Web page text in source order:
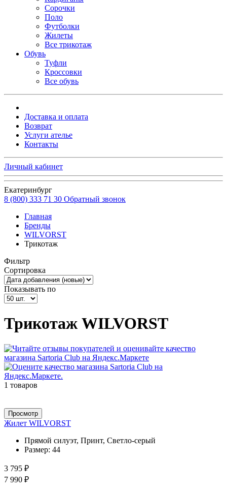
Сорочки
Поло
Футболки
Жилеты
Все трикотаж
Обувь
Туфли
Кроссовки
Все обувь
Доставка и оплата
Возврат
Услуги ателье
Контакты
Личный кабинет
Екатеринбург
8 (800) 333 71 30 Обратный звонок
Главная
Бренды
WILVORST
Трикотаж
Фильтр
Сортировка
Показывать по
Трикотаж WILVORST
1 товаров
Просмотр
Жилет WILVORST
Прямой силуэт, Принт, Светло-серый
Размер: 44
3 795 ₽
7 990 ₽